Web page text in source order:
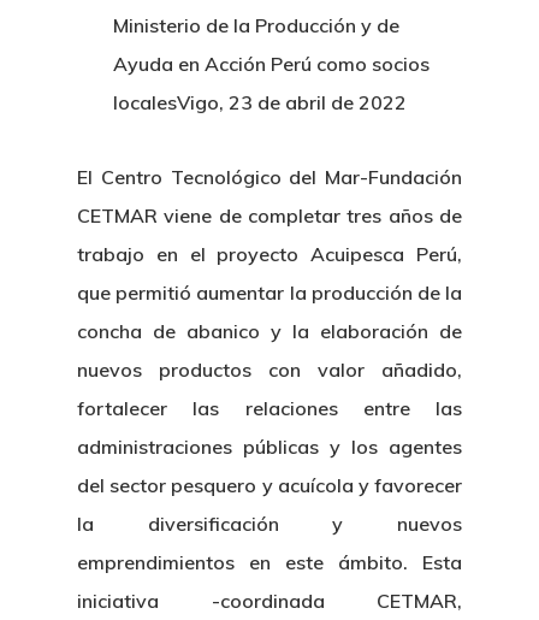
Ministerio de la Producción y de
Ayuda en Acción Perú como socios
localesVigo, 23 de abril de 2022
El Centro Tecnológico del Mar-Fundación
CETMAR viene de completar tres años de
trabajo en el proyecto Acuipesca Perú,
que permitió aumentar la producción de la
concha de abanico y la elaboración de
nuevos productos con valor añadido,
fortalecer las relaciones entre las
administraciones públicas y los agentes
del sector pesquero y acuícola y favorecer
la diversificación y nuevos
emprendimientos en este ámbito. Esta
iniciativa -coordinada CETMAR,